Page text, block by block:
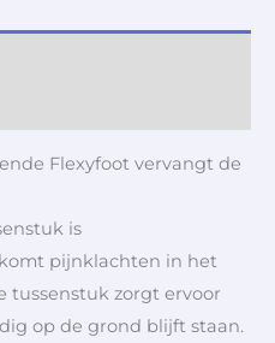
Flexyfoot vervangt de
is
pijnklachten in het
tussenstuk zorgt ervoor
op de grond blijft staan.